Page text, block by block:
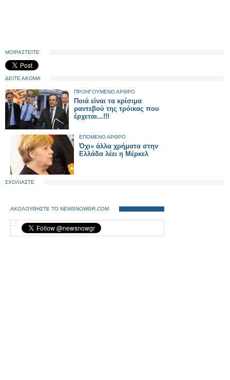
ΜΟΙΡΑΣΤΕΙΤΕ
ΔΕΙΤΕ ΑΚΟΜΑ
ΠΡΟΗΓΟΥΜΕΝΟ ΑΡΘΡΟ
Ποιά είναι τα κρίσιμα
ραντεβού της τρόικας που
έρχεται...!!!
ΕΠΟΜΕΝΟ ΑΡΘΡΟ
Όχι» άλλα χρήματα στην
Ελλάδα λέει η Μέρκελ
ΣΧΟΛΙΑΣΤΕ
ΑΚΟΛΟΥΘΗΣΤΕ ΤΟ NEWSNOWGR.COM